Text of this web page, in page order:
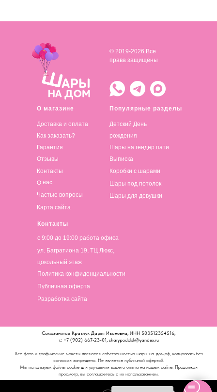
О магазине
Доставка и оплата
Популярные разделы
Детский День
рождения
Контакты
© 2019-2026 Все
права защищены
Как заказать?
Гарантия
Отзывы
Контакты
О нас
Частые вопросы
Карта сайта
Шары на гендер пати
Выписка
Коробки с шарами
Шары под потолок
Шары для девушки
с 9:00 до 19:00 работа офиса
ул. Багратиона 19, ТЦ Люкс,
цокольный этаж
Политика конфиденциальности
Публичная оферта
Разработка сайта
Самозанятая Кравчук Дарья Ивановна, ИНН 503512354516,
т.: +7 (902) 667-23-01, sharypodolsk@yandex.ru
Все фото и графические макеты являются собственностью шары-на-дом.рф, копировать без
согласия запрещено. Не является публичной офертой.
Мы используем файлы cookie для улучшения вашего опыта на нашем сайте. Продолжая
просмотр, вы соглашаетесь с их использованием.